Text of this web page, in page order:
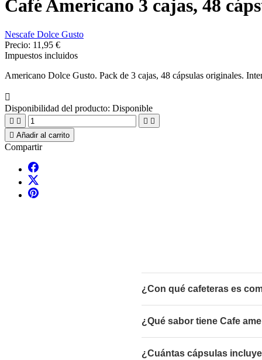
Café Americano 3 cajas, 48
Nescafe Dolce Gusto
Precio: 11,95 €
Impuestos incluidos
Americano Dolce Gusto. Pack de 3 cajas, 48 cápsulas originales.

Disponibilidad del producto: Disponible
   
 Añadir al carrito
Compartir
¿Con qué cafeteras es
¿Qué sabor tiene Cafe
¿Cuántas cápsulas